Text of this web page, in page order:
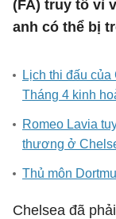
(FA) truy tố vì
anh có thể bị
Lịch thi đấu
Tháng 4 kinh
Romeo Lavia
thương ở
Thủ môn
Chelsea đã